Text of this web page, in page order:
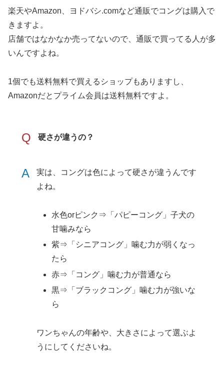
楽天やAmazon、ヨドバシ.comなど通販でコングは購入で
きますよ。
店舗ではなかなか売ってないので、通販で買ってる人が多
いんですよね。
1個でも送料無料で買えるショップもありますし、
Amazonだとプライム会員は送料無料ですよ。
Q 硬さが違うの？
A
実は、コングは色によって硬さが違うんです
よね。
水色orピンク⇒「パピーコング」子犬の
甘噛みなら
紫⇒「シニアコング」噛む力が弱くなっ
たら
赤⇒「コング」噛む力が普通なら
黒⇒「ブラックコング」噛む力が強いな
ら
ワンちゃんの年齢や、大きさによって選ぶよ
うにしてくださいね。